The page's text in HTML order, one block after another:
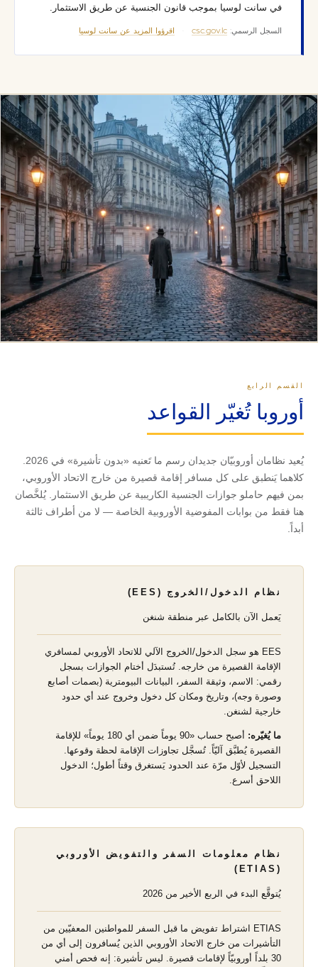
في سانت لوسيا بموجب قانون الجنسية عن طريق الاستثمار.
السجل الرسمي:csc.gov.lc اقرؤوا المزيد عن سانت لوسيا
القسم الرابع
أوروبا تُغيّر القواعد
كلاهما يَنطبق على كل مسافر إقامة قصيرة من خارج الاتحاد الأوروبي،
بمن فيهم حاملو جوازات الجنسية الكاريبية عن طريق الاستثمار. يُلخَّصان
هنا فقط من بوابات المفوضية الأوروبية الخاصة — لا من أطراف ثالثة
أبداً.
نظام الدخول/الخروج (EES)
يَعمل الآن بالكامل عبر منطقة شنغن
EES هو سجل الدخول/الخروج الآلي للاتحاد الأوروبي لمسافري
الإقامة القصيرة من خارجه. تُستبدَل أختام الجوازات بسجل
رقمي: الاسم، وثيقة السفر، البيانات البيومترية (بصمات أصابع
وصورة وجه)، وتاريخ ومكان كل دخول وخروج عند أي حدود
خارجية لشنغن.
ما يُغيّره:
أصبح حساب «90 يوماً ضمن أي 180 يوماً» للإقامة
القصيرة يُطبَّق آليّاً. تُسجَّل تجاوزات الإقامة لحظة وقوعها.
التسجيل لأوّل مرّة عند الحدود يَستغرق وقتاً أطول؛ الدخول
اللاحق أسرع.
نظام معلومات السفر والتفويض الأوروبي
(ETIAS)
يُتوقَّع البدء في الربع الأخير من 2026
ETIAS اشتراط تفويض ما قبل السفر للمواطنين المعفيّين من
التأشيرات من خارج الاتحاد الأوروبي الذين يُسافرون إلى أي من
30 بلداً أوروبيّاً لإقامات قصيرة. ليس تأشيرة: إنه فحص أمني